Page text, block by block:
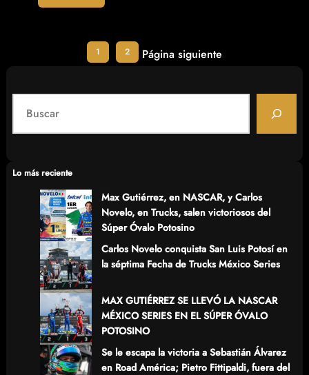
1 2 Página siguiente
a
cLo más reciente
Max Gutiérrez, en NASCAR, y Carlos
Novelo, en Trucks, salen victoriosos del
Súper Óvalo Potosino
Carlos Novelo conquista San Luis Potosí en
la séptima Fecha de Trucks México Series
MAX GUTIÉRREZ SE LLEVÓ LA NASCAR
MÉXICO SERIES EN EL SÚPER ÓVALO
POTOSINO
Se le escapa la victoria a Sebastián Álvarez
en Road América; Pietro Fittipaldi, fuera del